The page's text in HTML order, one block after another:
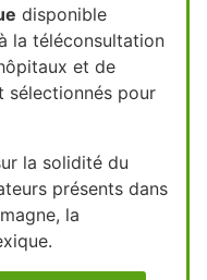
disponible
la téléconsultation
et de
sélectionnés pour
la solidité du
présents dans
la